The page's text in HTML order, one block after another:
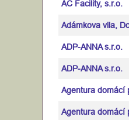
AC Facility, s.r.o.
Adámkova vila,
ADP-ANNA s.r.o.
ADP-ANNA s.r.o.
Agentura domácí
Agentura domácí